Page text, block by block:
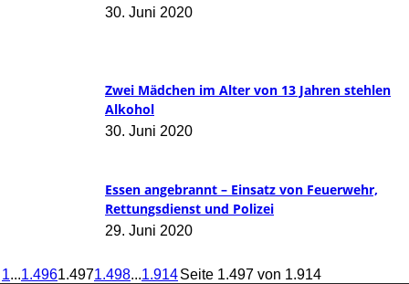
30. Juni 2020
Zwei Mädchen im Alter von 13 Jahren stehlen
Alkohol
30. Juni 2020
Essen angebrannt – Einsatz von Feuerwehr,
Rettungsdienst und Polizei
29. Juni 2020
1...1.4961.4971.498...1.914Seite 1.497 von 1.914